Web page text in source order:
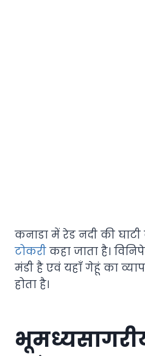
कनाडा में रेड नदी की घाटी
टोकरी कहा जाता है।
मंडी है एवं यहाँ गेहूं का
होता है।